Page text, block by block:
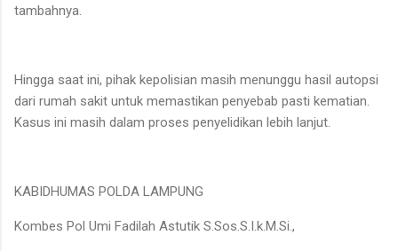
tambahnya.
Hingga saat ini, pihak kepolisian masih menunggu hasil autopsi
dari rumah sakit untuk memastikan penyebab pasti kematian.
Kasus ini masih dalam proses penyelidikan lebih lanjut.
KABIDHUMAS POLDA LAMPUNG
Kombes Pol Umi Fadilah Astutik S.Sos.S.I.k.M.Si.,